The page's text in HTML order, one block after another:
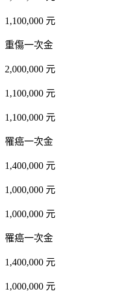
1,100,000 元
重傷一次金
2,000,000 元
1,100,000 元
1,100,000 元
罹癌一次金
1,400,000 元
1,000,000 元
1,000,000 元
罹癌一次金
1,400,000 元
1,000,000 元